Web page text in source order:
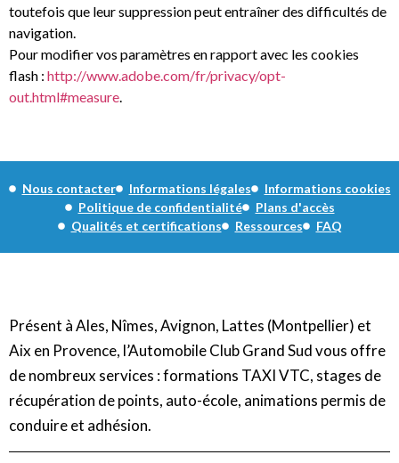
toutefois que leur suppression peut entraîner des difficultés de
navigation.
Pour modifier vos paramètres en rapport avec les cookies
flash : http://www.adobe.com/fr/privacy/opt-
out.html#measure.
Nous contacter Informations légales
Informations cookies
Politique de confidentialité
Plans d'accès
Qualités et certifications
Ressources FAQ
Présent à Ales, Nîmes, Avignon, Lattes (Montpellier) et
Aix en Provence, l’Automobile Club Grand Sud vous offre
de nombreux services : formations TAXI VTC, stages de
récupération de points, auto-école, animations permis de
conduire et adhésion.